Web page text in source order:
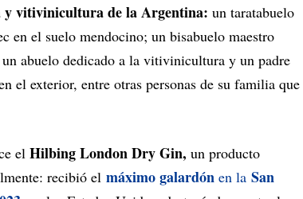
y vitivinicultura de la Argentina: un taratabuelo
en el suelo mendocino; un bisabuelo maestro
abuelo dedicado a la vitivinicultura y un padre
el exterior, entre otras personas de su familia que
el Hilbing London Dry Gin, un producto
recibió el máximo galardón en la San